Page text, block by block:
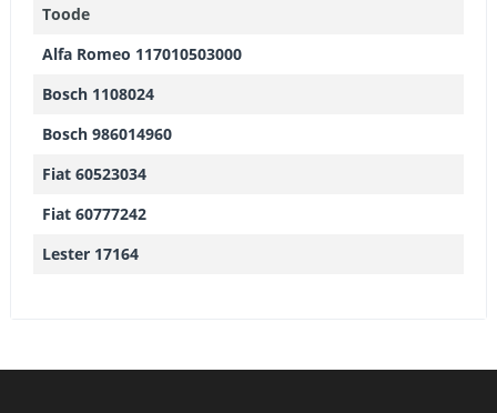
Toode
Alfa Romeo 117010503000
Bosch 1108024
Bosch 986014960
Fiat 60523034
Fiat 60777242
Lester 17164